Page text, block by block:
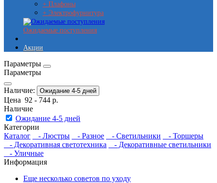
+ Плафоны
+ Электрофурнитура
Ожидаемые поступления
Акции
Параметры
Параметры
Наличие: Ожидание 4-5 дней
Цена 92 - 744 р.
Наличие
Ожидание 4-5 дней
Категории
Каталог
- Люстры - Разное - Светильники
- Торшеры
- Декоративная светотехника
- Декоративные светильники
- Уличные
Информация
Еще несколько советов по уходу